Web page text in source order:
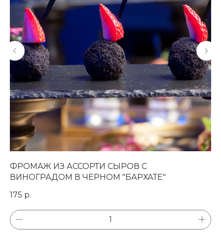
ФРОМАЖ ИЗ АССОРТИ СЫРОВ С
ВИНОГРАДОМ В ЧЕРНОМ "БАРХАТЕ"
175 р.
СВЯЗАТЬСЯ С НАМИ
+7 (977) 150-13-06
фуршетных блюд